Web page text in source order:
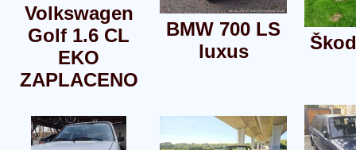
Volkswagen
Golf 1.6 CL
EKO
ZAPLACENO
BMW 700 LS
luxus